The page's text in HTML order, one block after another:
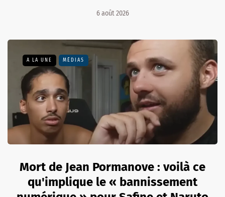
6 août 2026
A LA UNE MÉDIAS
Mort de Jean Pormanove : voilà ce
qu'implique le « bannissement